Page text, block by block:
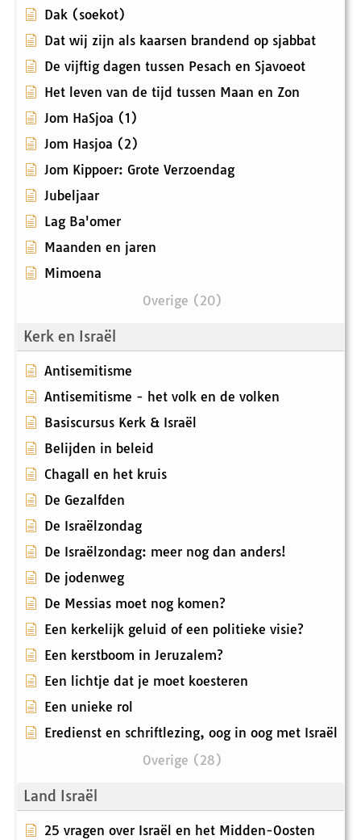
Dak (soekot)
Dat wij zijn als kaarsen brandend op sjabbat
De vijftig dagen tussen Pesach en Sjavoeot
Het leven van de tijd tussen Maan en Zon
Jom HaSjoa (1)
Jom Hasjoa (2)
Jom Kippoer: Grote Verzoendag
Jubeljaar
Lag Ba'omer
Maanden en jaren
Mimoena
Overige (20)
Kerk en Israël
Antisemitisme
Antisemitisme - het volk en de volken
Basiscursus Kerk & Israël
Belijden in beleid
Chagall en het kruis
De Gezalfden
De Israëlzondag
De Israëlzondag: meer nog dan anders!
De jodenweg
De Messias moet nog komen?
Een kerkelijk geluid of een politieke visie?
Een kerstboom in Jeruzalem?
Een lichtje dat je moet koesteren
Een unieke rol
Eredienst en schriftlezing, oog in oog met Israël
Overige (28)
Land Israël
25 vragen over Israël en het Midden-Oosten